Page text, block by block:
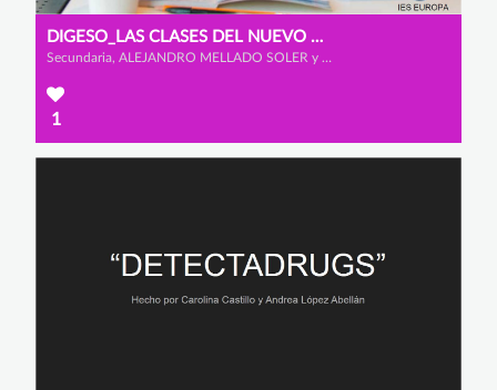
DIGESO_LAS CLASES DEL NUEVO MILENIO
Secundaria, ALEJANDRO MELLADO SOLER y SERGIO RABAL AYALA
1